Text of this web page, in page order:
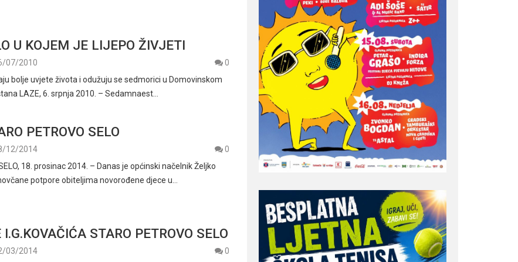
U KOJEM JE LIJEPO ŽIVJETI
07/2010
0
bolje uvjete života i odužuju se sedmorici u Domovinskom
LAZE, 6. srpnja 2010. – Sedamnaest…
PETROVO SELO
12/2014
0
18. prosinac 2014. – Danas je općinski načelnik Željko
potpore obiteljima novorođene djece u…
STARO PETROVO SELO
03/2014
0